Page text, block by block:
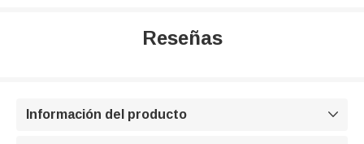
Reseñas
Información del producto 